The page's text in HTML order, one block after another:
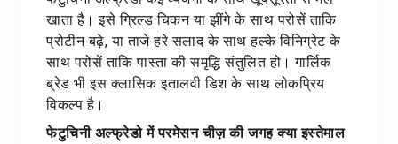
खाता है। इसे ग्रिल्ड चिकन या झींगे के साथ परोसें ताकि
प्रोटीन बढ़े, या ताजे हरे सलाद के साथ हल्के विनिग्रेट के
साथ परोसें ताकि पास्ता की समृद्धि संतुलित हो। गार्लिक
ब्रेड भी इस क्लासिक इतालवी डिश के साथ लोकप्रिय
विकल्प है।
फेटुचिनी अल्फ्रेडो में परमेसन चीज़ की जगह क्या इस्तेमाल